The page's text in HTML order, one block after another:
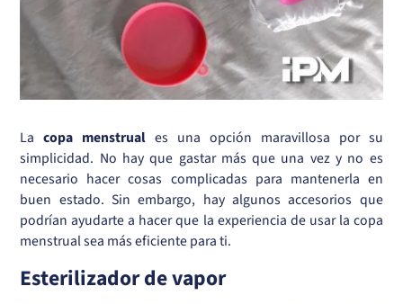
Lacopa menstrual es una opción maravillosa por su
simplicidad. No hay que gastar más que una vez y no es
necesario hacer cosas complicadas para mantenerla en
buen estado. Sin embargo, hay algunos accesorios que
podrían ayudarte a hacer que la experiencia de usar la copa
menstrual sea más eficiente para ti.
Esterilizador de vapor